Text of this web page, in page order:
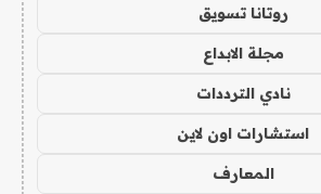
روتانا تسويق
مجلة الابداع
نادي الترددات
استشارات اون لاين
المعارف